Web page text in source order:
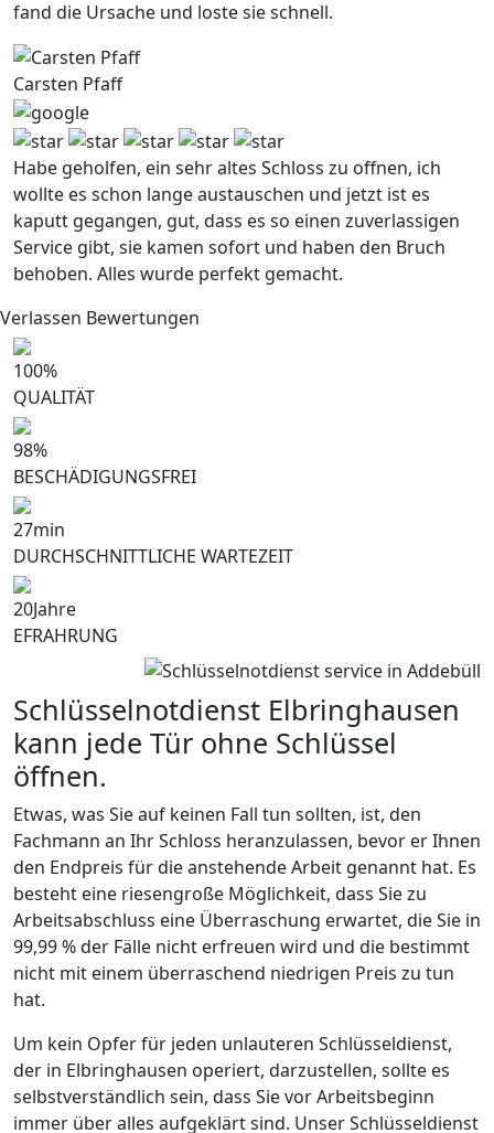
fand die Ursache und loste sie schnell.
Carsten Pfaff
Habe geholfen, ein sehr altes Schloss zu offnen, ich
wollte es schon lange austauschen und jetzt ist es
kaputt gegangen, gut, dass es so einen zuverlassigen
Service gibt, sie kamen sofort und haben den Bruch
behoben. Alles wurde perfekt gemacht.
Verlassen Bewertungen
100%
QUALITÄT
98%
BESCHÄDIGUNGSFREI
27min
DURCHSCHNITTLICHE WARTEZEIT
20Jahre
EFRAHRUNG
Schlüsselnotdienst Elbringhausen
kann jede Tür ohne Schlüssel
öffnen.
Etwas, was Sie auf keinen Fall tun sollten, ist, den
Fachmann an Ihr Schloss heranzulassen, bevor er Ihnen
den Endpreis für die anstehende Arbeit genannt hat. Es
besteht eine riesengroße Möglichkeit, dass Sie zu
Arbeitsabschluss eine Überraschung erwartet, die Sie in
99,99 % der Fälle nicht erfreuen wird und die bestimmt
nicht mit einem überraschend niedrigen Preis zu tun
hat.
Um kein Opfer für jeden unlauteren Schlüsseldienst,
der in Elbringhausen operiert, darzustellen, sollte es
selbstverständlich sein, dass Sie vor Arbeitsbeginn
immer über alles aufgeklärt sind. Unser Schlüsseldienst